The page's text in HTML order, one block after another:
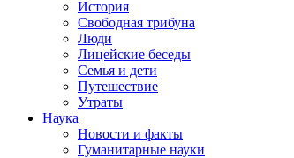
История
Свободная трибуна
Люди
Лицейские беседы
Семья и дети
Путешествие
Утраты
Наука
Новости и факты
Гуманитарные науки